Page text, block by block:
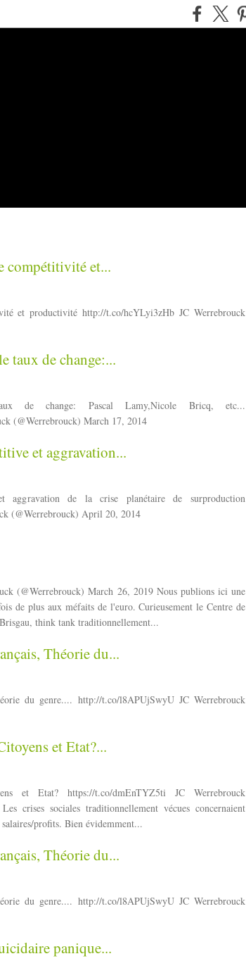
compétitivité et...
et productivité http://t.co/hcYLyi3zHb JC Werrebrouck
taux de change:...
de change: Pascal Lamy,Nicole Bricq, etc...
(@Werrebrouck) March 17, 2014
et aggravation...
de la crise planétaire de surproduction
(@Werrebrouck) April 20, 2014
(@Werrebrouck) March 26, 2019 Nous publions ici une
de plus aux méfaits de l'euro. Curieusement le Centre de
think tank traditionnellement...
Théorie du...
du genre.... http://t.co/l8APUjSwyU JC Werrebrouck
et Etat?...
et Etat? https://t.co/dmEnTYZ5ti JC Werrebrouck
crises sociales traditionnellement vécues concernaient
profits. Bien évidemment...
Théorie du...
du genre.... http://t.co/l8APUjSwyU JC Werrebrouck
panique...